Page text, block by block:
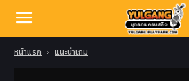
หน้าแรก แนะนำเกม